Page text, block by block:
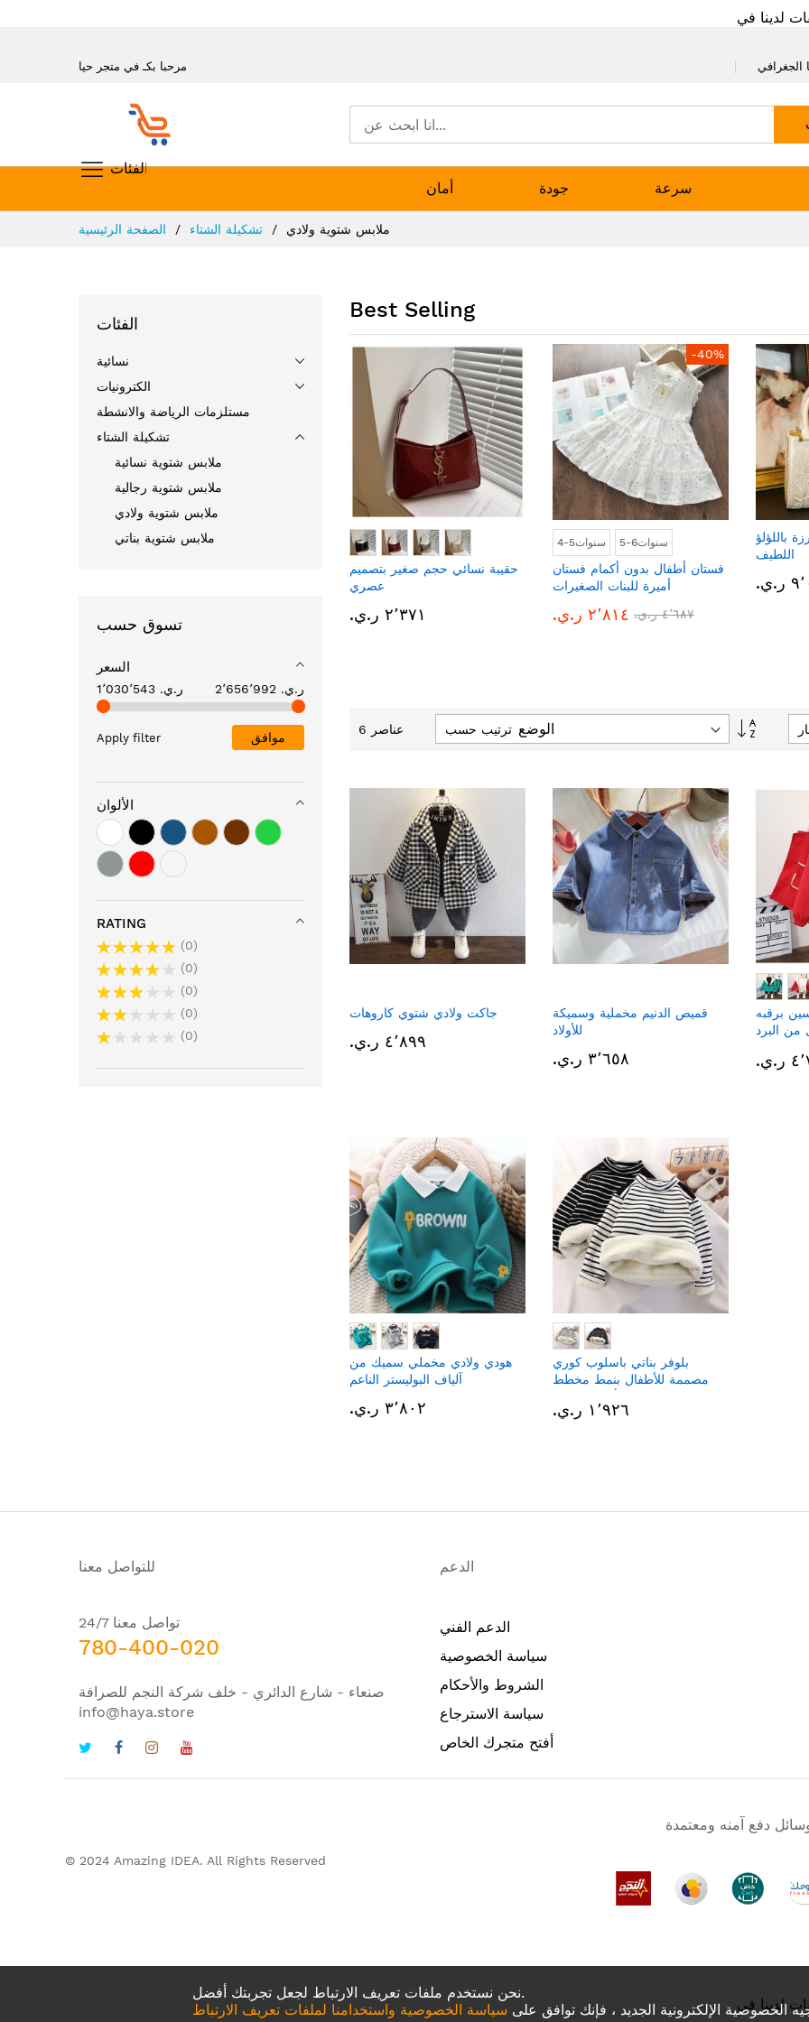
نحن نستخدم ملفات تعريف الارتباط لجعل تجربتك أفضل.
الخصوصية الإلكترونية الجديد ، فإنك توافق على سياسة الخصوصية واستخدامنا لملفات تعريف الارتباط
لدينا في
مرحبا بكـ في متجر حيا الجغرافي
تسوق حسب الفئات
أمان جودة سرعة
ملابس شتوية ولادي
Best Selling
حقيبة نسائي حجم صغير بتصميم
عصري
٢٬٣٧١ ر.ي.‏
-40%
4-5سنوات 5-6سنوات
فستان أطفال بدون أكمام فستان
أميرة للبنات الصغيرات
٢٬٨١٤ ر.ي.‏ ٤٬٦٨٧ ر.ي.‏
باللؤلؤ
اللطيف
6 عناصر ترتيب حسب
تحديد
جاكت ولادي شتوي كاروهات
٤٬٨٩٩ ر.ي.‏
قميص الدنيم مخملية وسميكة
للأولاد
٣٬٦٥٨ ر.ي.‏
برقبه
البرد
الشتاء
هودي ولادي مخملي سميك من
آلياف البوليستر الناعم
٣٬٨٠٢ ر.ي.‏
بلوفر بناتي باسلوب كوري
مصممة للأطفال بنمط مخطط
١٬٩٢٦ ر.ي.‏
الفئات
نسائية
الكترونيات
مستلزمات الرياضة والانشطة
تشكيلة الشتاء
ملابس شتوية نسائية
ملابس شتوية رجالية
ملابس شتوية ولادي
ملابس شتوية بناتي
تسوق حسب
السعر
1٬030٬543 ر.ي.‏ 2٬656٬992 ر.ي.‏
Apply filter موافق
الألوان
RATING
0
0
0
0
0
للتواصل معنا
تواصل معنا 24/7
780-400-020
صنعاء - شارع الدائري - خلف شركة النجم للصرافة
info@haya.store
الدعم
الدعم الفني
سياسة الخصوصية
الشروط والأحكام
سياسة الاسترجاع
أفتح متجرك الخاص
© 2024 Amazing IDEA. All Rights Reserved
لدينا في